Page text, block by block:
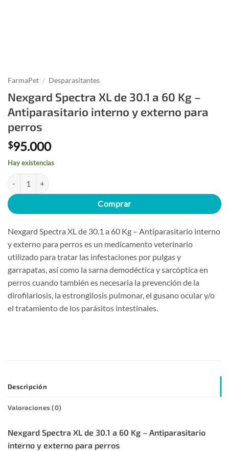
FarmaPet / Desparasitantes
Nexgard Spectra XL de 30.1 a 60 Kg –
Antiparasitario interno y externo para
perros
$95.000
Hay existencias
Nexgard Spectra XL de 30.1 a 60 Kg - Antiparasitario interno y
Comprar
Nexgard Spectra XL de 30.1 a 60 Kg – Antiparasitario interno
y externo para perros es un medicamento veterinario
utilizado para tratar las infestaciones por pulgas y
garrapatas, así como la sarna demodéctica y sarcóptica en
perros cuando también es necesaria la prevención de la
dirofilariosis, la estrongilosis pulmonar, el gusano ocular y/o
el tratamiento de los parásitos intestinales.
Descripción
Valoraciones (0)
Nexgard Spectra XL de 30.1 a 60 Kg – Antiparasitario
interno y externo para perros